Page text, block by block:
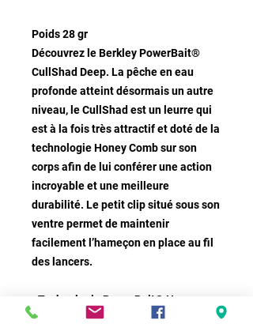
Poids 28 gr
Découvrez le Berkley PowerBait®
CullShad Deep. La pêche en eau
profonde atteint désormais un autre
niveau, le CullShad est un leurre qui
est à la fois très attractif et doté de la
technologie Honey Comb sur son
corps afin de lui conférer une action
incroyable et une meilleure
durabilité. Le petit clip situé sous son
ventre permet de maintenir
facilement l’hameçon en place au fil
des lancers.
• Technologie PowerBait® Honey
Comb en instance de brevet – Permet